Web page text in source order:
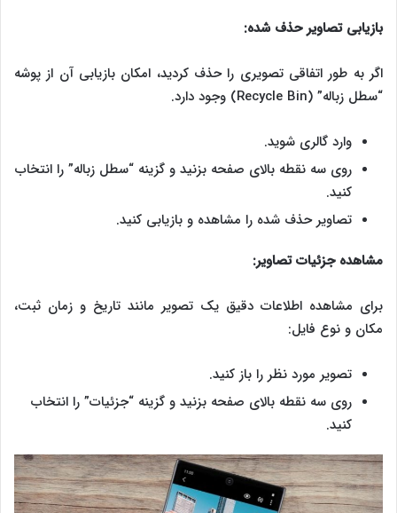
بازیابی تصاویر حذف شده:
اگر به طور اتفاقی تصویری را حذف کردید، امکان بازیابی آن از پوشه
“سطل زباله” (Recycle Bin) وجود دارد.
وارد گالری شوید.
روی سه نقطه بالای صفحه بزنید و گزینه “سطل زباله” را انتخاب
کنید.
تصاویر حذف شده را مشاهده و بازیابی کنید.
مشاهده جزئیات تصاویر:
برای مشاهده اطلاعات دقیق یک تصویر مانند تاریخ و زمان ثبت،
مکان و نوع فایل:
تصویر مورد نظر را باز کنید.
روی سه نقطه بالای صفحه بزنید و گزینه “جزئیات” را انتخاب
کنید.